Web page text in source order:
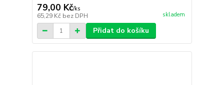
79,00 Kč/ks
65,29 Kč bez DPH skladem
Přidat do košíku